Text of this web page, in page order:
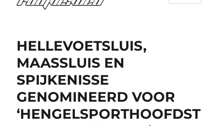
HELLEVOETSLUIS,
MAASSLUIS EN
SPIJKENISSE
GENOMINEERD VOOR
‘HENGELSPORTHOOFDST